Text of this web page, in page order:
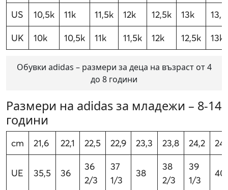
US 10,5k 11k 11,5k 12k 12,5k 13k
UK
10k 10,5k 11k 11,5k 12k 12,5k 13k
Обувки adidas – размери за деца на възраст от 4
до 8 години
Размери на adidas за младежи – 8-14
години
cm 21,6 22,1 22,5 22,9 23,3 23,8 24,2
UE 35,5 36
36
2/3
37
1/3
38
38
2/3
39
1/3
40